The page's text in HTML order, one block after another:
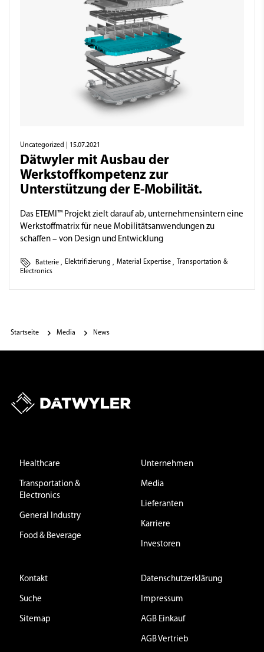
Uncategorized | 15.07.2021
Dätwyler mit Ausbau der
Werkstoffkompetenz zur
Unterstützung der E-Mobilität.
Das ETEMI™ Projekt zielt darauf ab, unternehmensintern eine
Werkstoffmatrix für neue Mobilitätsanwendungen zu
schaffen – von Design und Entwicklung
Batterie , Elektrifizierung , Material Expertise , Transportation &
Electronics
Startseite Media News
Healthcare
Transportation &
Electronics
General Industry
Food & Beverage
Unternehmen
Media
Lieferanten
Karriere
Investoren
Kontakt
Suche
Sitemap
Datenschutzerklärung
Impressum
AGB Einkauf
AGB Vertrieb